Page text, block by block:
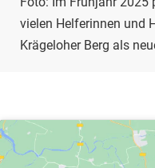
vielen Helferinnen und
Krägeloher Berg als